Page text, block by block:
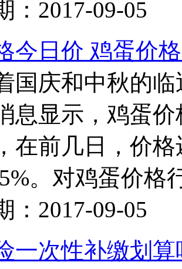
：2017-09-05
今日价 鸡蛋价
庆和中秋的临
息显示，鸡蛋
在前几日，价
。对鸡蛋价格
：2017-09-05
一次性补缴划